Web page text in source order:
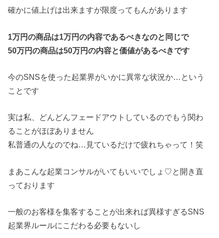
確かに値上げは出来ますが限度ってもんがあります
1万円の商品は1万円の内容であるべきなのと同じで
50万円の商品は50万円の内容と価値があるべきです
今のSNSを使った起業界がいかに異常な状況か…という
ことです
実は私、どんどんフェードアウトしているのでもう関わ
ることがほぼありません
私普通の人なのでね…見ているだけで疲れちゃって！笑
まあこんな起業コンサルがいてもいいでしょ♡と開き直
っております
一般のお客様を集客することが出来れば異様すぎるSNS
起業界ルールにこだわる必要もないし